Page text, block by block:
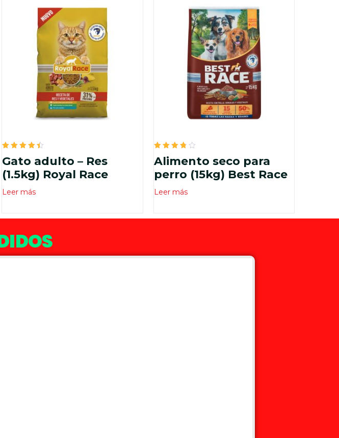
en
de 5
Gato adulto – Res
(1.5kg) Royal Race
Leer más
en
de 5
Alimento seco para
perro (15kg) Best Race
Leer más